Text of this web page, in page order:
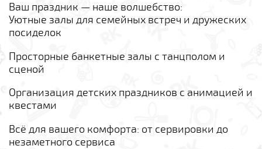
Ваш праздник — наше волшебство:
Уютные залы для семейных встреч и дружеских
посиделок
Просторные банкетные залы с танцполом и
сценой
Организация детских праздников с анимацией и
квестами
Всё для вашего комфорта: от сервировки до
незаметного сервиса